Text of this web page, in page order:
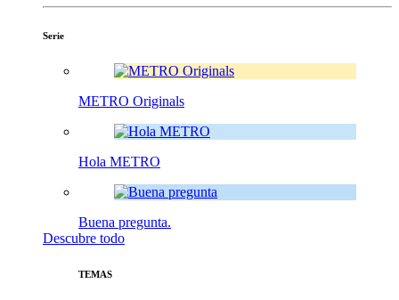
Serie
METRO Originals
Hola METRO
Buena pregunta.
Descubre todo
TEMAS